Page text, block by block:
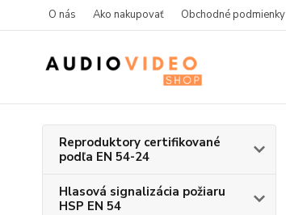
O nás Ako nakupovať Obchodné podmienky
Reproduktory certifikované
podľa EN 54-24
Hlasová signalizácia požiaru
HSP EN 54